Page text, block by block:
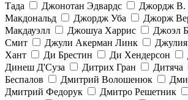
Тада
Джонотан Эдвардс Джордж В.
Макдональд
Джордж Уба Джорж
Макдауэлл
Джошуа Харрис Джоэл
Смит
Джули Акерман Линк
Хант
Ди Брестин Ди Хендерсон
Динеш Д'Суза
Дитрих Гран Дитяча
Беспалов
Дмитрий Волошенюк
Дмитрий Федорук
Дмитро Решетник